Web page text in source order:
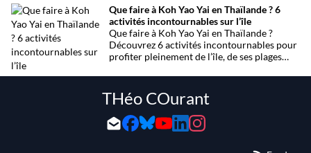
Que faire à Koh Yao Yai en Thaïlande ? 6
activités incontournables sur l’île
Que faire à Koh Yao Yai en Thaïlande ?
Découvrez 6 activités incontournables pour
profiter pleinement de l’île, de ses plages
THéo COurant